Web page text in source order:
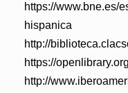
https://www.bne.es/
hispanica http://
http://
https://
http://